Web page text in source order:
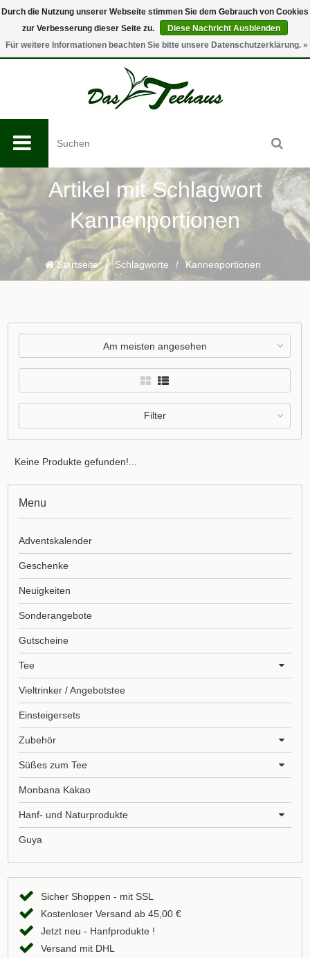
0
Artikel mit Schlagwort
Kannenportionen
Startseite / Schlagworte / Kannenportionen
Am meisten angesehen
Filter
Keine Produkte gefunden!...
Menu
Adventskalender
Geschenke
Neuigkeiten
Sonderangebote
Gutscheine
Tee
Vieltrinker / Angebotstee
Einsteigersets
Zubehör
Süßes zum Tee
Monbana Kakao
Hanf- und Naturprodukte
Guya
Sicher Shoppen - mit SSL
Kostenloser Versand ab 45,00 €
Jetzt neu - Hanfprodukte !
Versand mit DHL
Durch die Nutzung unserer Webseite stimmen Sie dem Gebrauch von Cookies
zur Verbesserung dieser Seite zu.
Diese Nachricht Ausblenden
Für weitere Informationen beachten Sie bitte unsere Datenschutzerklärung. »